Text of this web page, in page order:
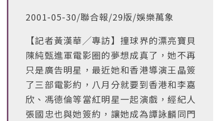
2001-05-30/聯合報/29版/娛樂萬象
【記者黃漢華╱專訪】撞球界的漂亮寶貝
陳純甄進軍電影圈的夢想成真了，她不再
只是廣告明星，最近她和香港導演王晶簽
了三部電影約，八月分就要到香港和李嘉
欣、馮德倫等當紅明星一起演戲，經紀人
張國忠也與她簽約，讓她成為譚詠麟同門